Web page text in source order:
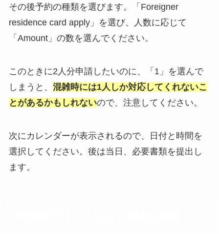
その後予約の種類を選びます。「Foreigner
residence card apply」を選び、人数に応じて
「Amount」の数を選んでください。
このときに2人分申請したいのに、「1」を選んで
しまうと、 混雑時には1人しか対応してくれないこ
とがあるかもしれないので、注意してください。
次にカレンダーが表示されるので、日付と時間を
選択してください。後は当日、必要書類を提出し
ます。